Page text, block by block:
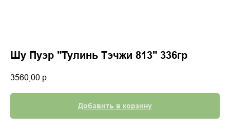
Шу Пуэр "Тулинь Тэчжи 813" 336гр
3560,00 р.
Добавить в корзину